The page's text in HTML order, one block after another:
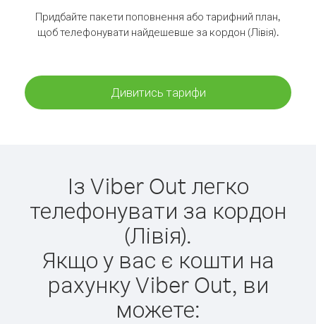
Придбайте пакети поповнення або тарифний план,
щоб телефонувати найдешевше за кордон (Лівія).
Дивитись тарифи
Із Viber Out легко
телефонувати за кордон
(Лівія).
Якщо у вас є кошти на
рахунку Viber Out, ви
можете: